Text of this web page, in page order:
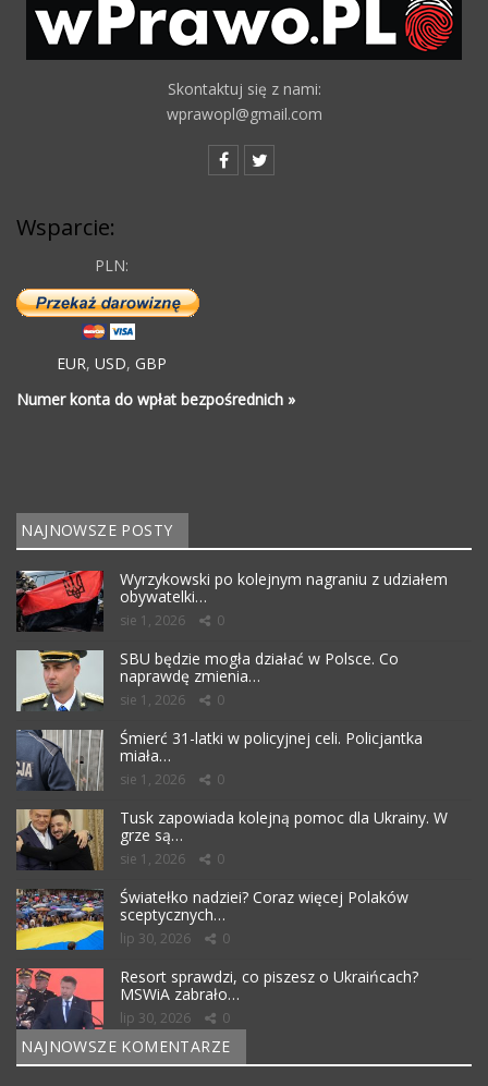
Skontaktuj się z nami:
wprawopl@gmail.com
Wsparcie:
PLN:
EUR, USD, GBP
Numer konta do wpłat bezpośrednich »
NAJNOWSZE POSTY
Wyrzykowski po kolejnym nagraniu z udziałem
obywatelki…
sie 1, 2026 0
SBU będzie mogła działać w Polsce. Co
naprawdę zmienia…
sie 1, 2026 0
Śmierć 31-latki w policyjnej celi. Policjantka
miała…
sie 1, 2026 0
Tusk zapowiada kolejną pomoc dla Ukrainy. W
grze są…
sie 1, 2026 0
Światełko nadziei? Coraz więcej Polaków
sceptycznych…
lip 30, 2026 0
Resort sprawdzi, co piszesz o Ukraińcach?
MSWiA zabrało…
lip 30, 2026 0
NAJNOWSZE KOMENTARZE